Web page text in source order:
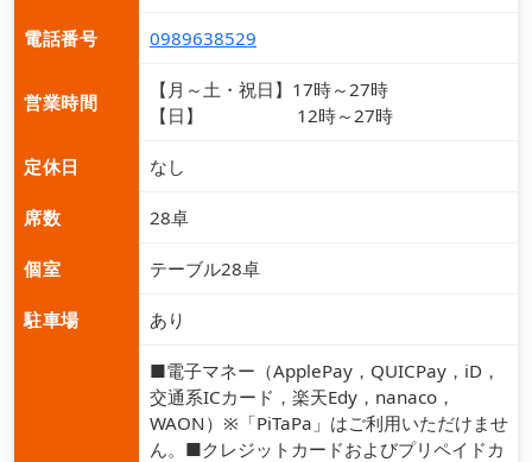
電話番号 0989638529
営業時間
【月～土・祝日】17時～27時
【日】 12時～27時
定休日 なし
席数 28卓
個室 テーブル28卓
駐車場 あり
■電子マネー（ApplePay，QUICPay，iD，
交通系ICカード，楽天Edy，nanaco，
WAON）※「PiTaPa」はご利用いただけませ
ん。■クレジットカードおよびプリペイドカ